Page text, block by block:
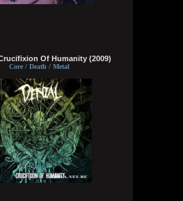
что Кадышевой 67 лет?
в 16:15:10
Of Humanity (2009)
Core / Death / Metal